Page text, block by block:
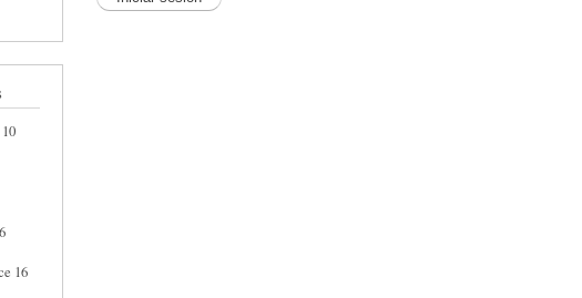
16